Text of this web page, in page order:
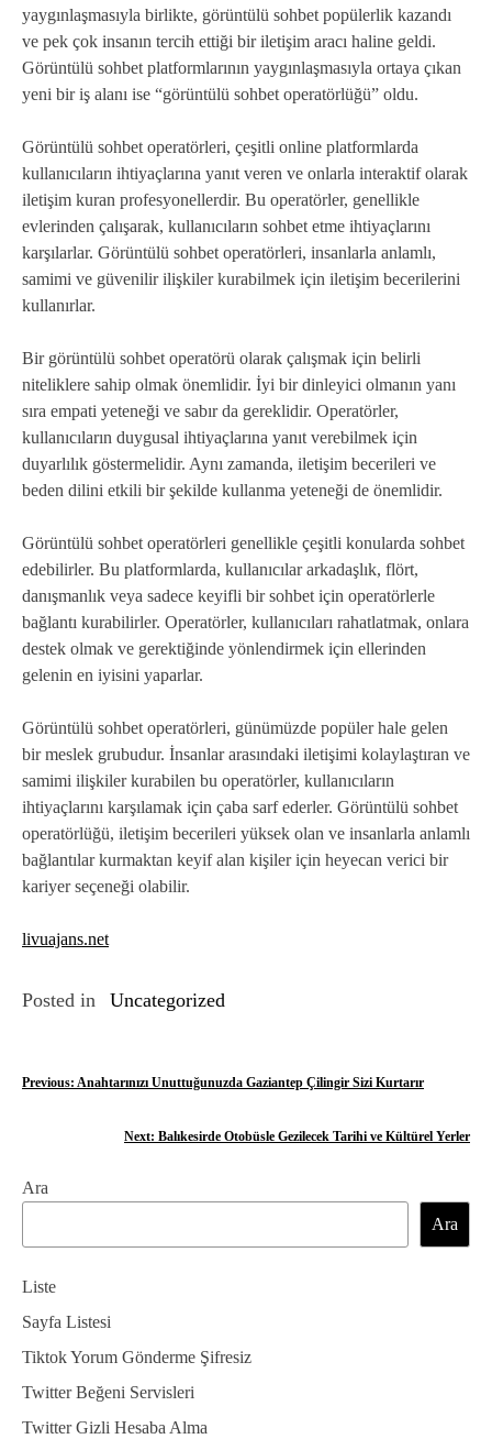
yaygınlaşmasıyla birlikte, görüntülü sohbet popülerlik kazandı
ve pek çok insanın tercih ettiği bir iletişim aracı haline geldi.
Görüntülü sohbet platformlarının yaygınlaşmasıyla ortaya çıkan
yeni bir iş alanı ise “görüntülü sohbet operatörlüğü” oldu.
Görüntülü sohbet operatörleri, çeşitli online platformlarda
kullanıcıların ihtiyaçlarına yanıt veren ve onlarla interaktif olarak
iletişim kuran profesyonellerdir. Bu operatörler, genellikle
evlerinden çalışarak, kullanıcıların sohbet etme ihtiyaçlarını
karşılarlar. Görüntülü sohbet operatörleri, insanlarla anlamlı,
samimi ve güvenilir ilişkiler kurabilmek için iletişim becerilerini
kullanırlar.
Bir görüntülü sohbet operatörü olarak çalışmak için belirli
niteliklere sahip olmak önemlidir. İyi bir dinleyici olmanın yanı
sıra empati yeteneği ve sabır da gereklidir. Operatörler,
kullanıcıların duygusal ihtiyaçlarına yanıt verebilmek için
duyarlılık göstermelidir. Aynı zamanda, iletişim becerileri ve
beden dilini etkili bir şekilde kullanma yeteneği de önemlidir.
Görüntülü sohbet operatörleri genellikle çeşitli konularda sohbet
edebilirler. Bu platformlarda, kullanıcılar arkadaşlık, flört,
danışmanlık veya sadece keyifli bir sohbet için operatörlerle
bağlantı kurabilirler. Operatörler, kullanıcıları rahatlatmak, onlara
destek olmak ve gerektiğinde yönlendirmek için ellerinden
gelenin en iyisini yaparlar.
Görüntülü sohbet operatörleri, günümüzde popüler hale gelen
bir meslek grubudur. İnsanlar arasındaki iletişimi kolaylaştıran ve
samimi ilişkiler kurabilen bu operatörler, kullanıcıların
ihtiyaçlarını karşılamak için çaba sarf ederler. Görüntülü sohbet
operatörlüğü, iletişim becerileri yüksek olan ve insanlarla anlamlı
bağlantılar kurmaktan keyif alan kişiler için heyecan verici bir
kariyer seçeneği olabilir.
livuajans.net
Posted in Uncategorized
Y
ı
g
e
z
i
n
Previous: Anahtarınızı Unuttuğunuzda Gaziantep Çilingir Sizi Kurtarır
Next: Balıkesirde Otobüsle Gezilecek Tarihi ve Kültürel Yerler
Ara
Ara
Liste
Sayfa Listesi
Tiktok Yorum Gönderme Şifresiz
Twitter Beğeni Servisleri
Twitter Gizli Hesaba Alma